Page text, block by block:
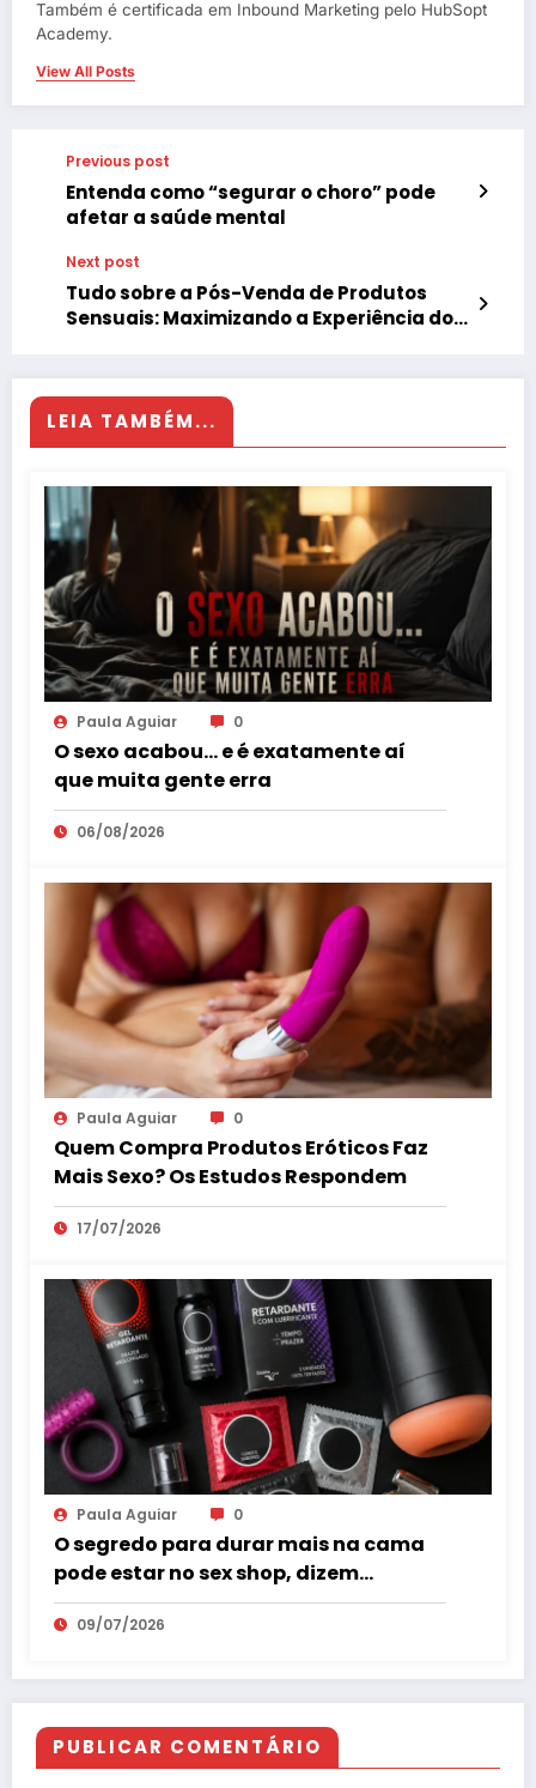
Também é certificada em Inbound Marketing pelo HubSopt
Academy.
View All Posts
Previous post
Entenda como “segurar o choro” pode
afetar a saúde mental
Next post
Tudo sobre a Pós-Venda de Produtos
Sensuais: Maximizando a Experiência do
LEIA TAMBÉM...
Paula Aguiar 0
O sexo acabou… e é exatamente aí
que muita gente erra
06/08/2026
Paula Aguiar 0
Quem Compra Produtos Eróticos Faz
Mais Sexo? Os Estudos Respondem
17/07/2026
Paula Aguiar 0
O segredo para durar mais na cama
pode estar no sex shop, dizem
especialistas em saúde sexual
09/07/2026
PUBLICAR COMENTÁRIO